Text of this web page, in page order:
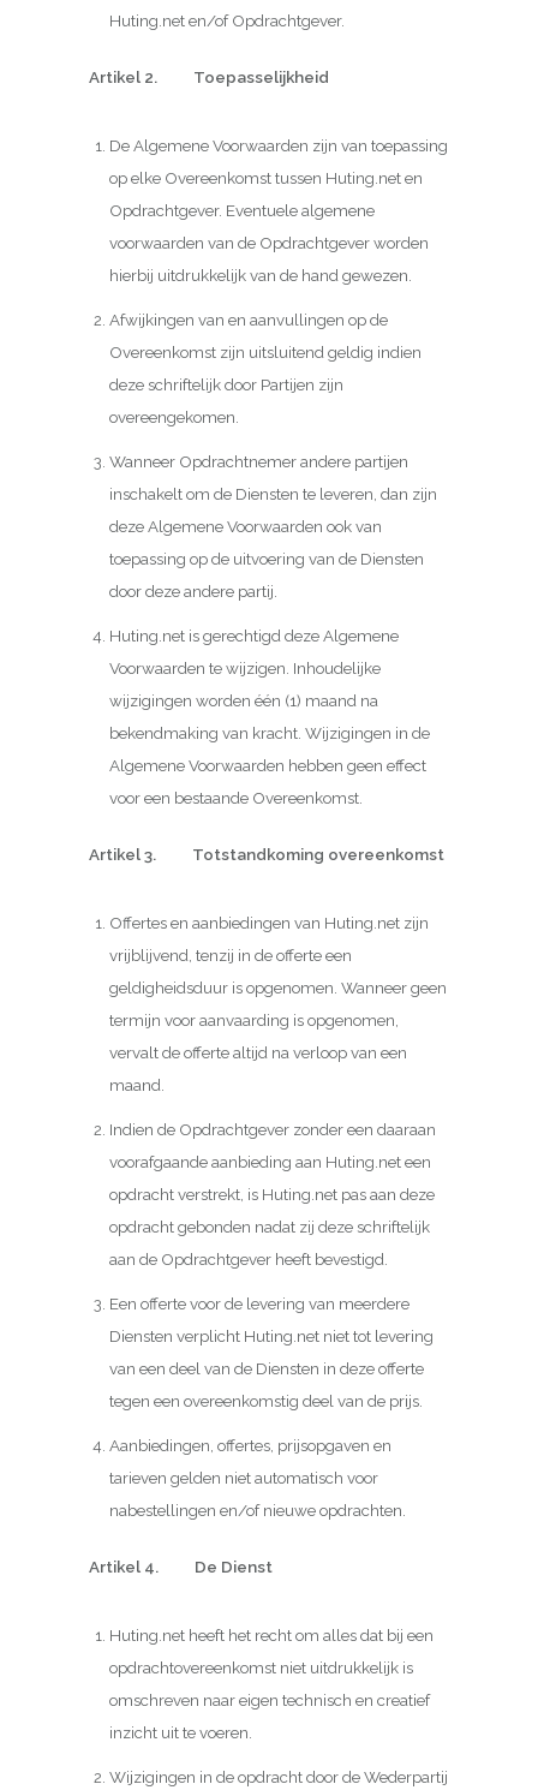
Huting.net en/of Opdrachtgever.
Artikel 2. Toepasselijkheid
De Algemene Voorwaarden zijn van toepassing
op elke Overeenkomst tussen Huting.net en
Opdrachtgever. Eventuele algemene
voorwaarden van de Opdrachtgever worden
hierbij uitdrukkelijk van de hand gewezen.
Afwijkingen van en aanvullingen op de
Overeenkomst zijn uitsluitend geldig indien
deze schriftelijk door Partijen zijn
overeengekomen.
Wanneer Opdrachtnemer andere partijen
inschakelt om de Diensten te leveren, dan zijn
deze Algemene Voorwaarden ook van
toepassing op de uitvoering van de Diensten
door deze andere partij.
Huting.net is gerechtigd deze Algemene
Voorwaarden te wijzigen. Inhoudelijke
wijzigingen worden één (1) maand na
bekendmaking van kracht. Wijzigingen in de
Algemene Voorwaarden hebben geen effect
voor een bestaande Overeenkomst.
Artikel 3. Totstandkoming overeenkomst
Offertes en aanbiedingen van Huting.net zijn
vrijblijvend, tenzij in de offerte een
geldigheidsduur is opgenomen. Wanneer geen
termijn voor aanvaarding is opgenomen,
vervalt de offerte altijd na verloop van een
maand.
Indien de Opdrachtgever zonder een daaraan
voorafgaande aanbieding aan Huting.net een
opdracht verstrekt, is Huting.net pas aan deze
opdracht gebonden nadat zij deze schriftelijk
aan de Opdrachtgever heeft bevestigd.
Een offerte voor de levering van meerdere
Diensten verplicht Huting.net niet tot levering
van een deel van de Diensten in deze offerte
tegen een overeenkomstig deel van de prijs.
Aanbiedingen, offertes, prijsopgaven en
tarieven gelden niet automatisch voor
nabestellingen en/of nieuwe opdrachten.
Artikel 4. De Dienst
Huting.net heeft het recht om alles dat bij een
opdrachtovereenkomst niet uitdrukkelijk is
omschreven naar eigen technisch en creatief
inzicht uit te voeren.
Wijzigingen in de opdracht door de Wederpartij